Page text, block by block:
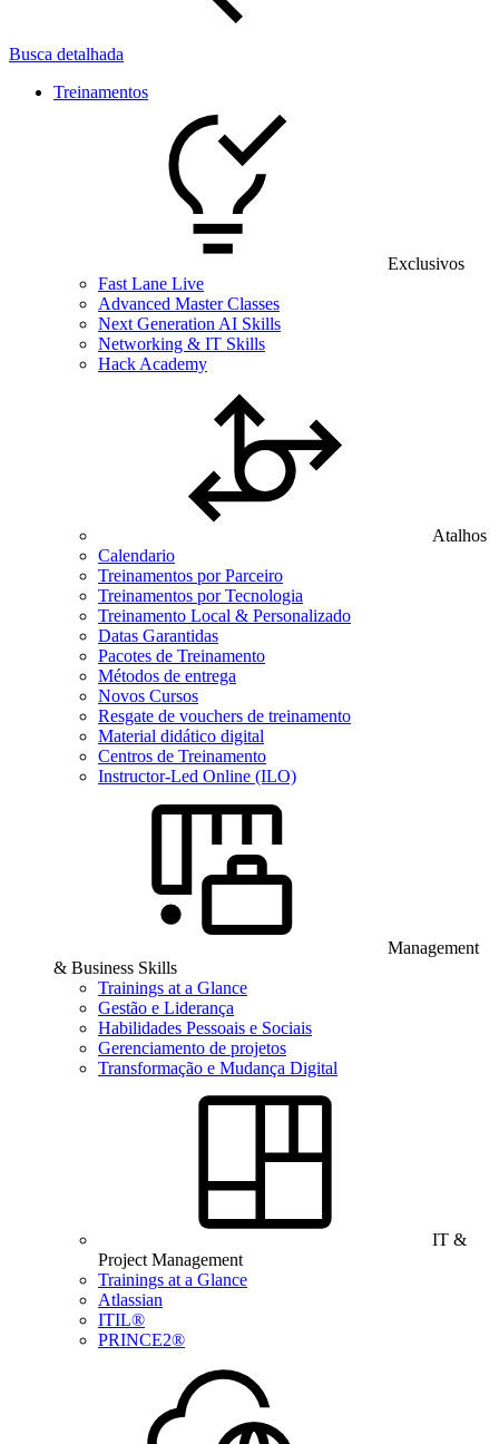
Busca detalhada
Treinamentos
Exclusivos
Fast Lane Live
Advanced Master Classes
Next Generation AI Skills
Networking & IT Skills
Hack Academy
Atalhos
Calendario
Treinamentos por Parceiro
Treinamentos por Tecnologia
Treinamento Local & Personalizado
Datas Garantidas
Pacotes de Treinamento
Métodos de entrega
Novos Cursos
Resgate de vouchers de treinamento
Material didático digital
Centros de Treinamento
Instructor-Led Online (ILO)
Management
& Business Skills
Trainings at a Glance
Gestão e Liderança
Habilidades Pessoais e Sociais
Gerenciamento de projetos
Transformação e Mudança Digital
IT &
Project Management
Trainings at a Glance
Atlassian
ITIL®
PRINCE2®